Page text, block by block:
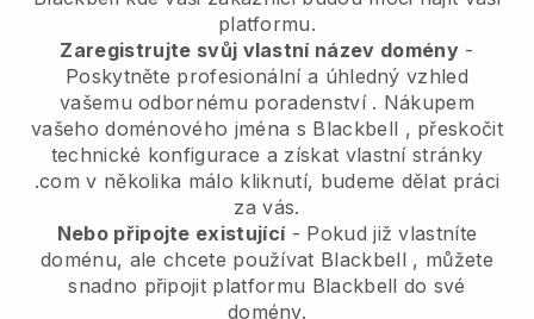
platformu.
Zaregistrujte svůj vlastní název domény-
Poskytněte profesionální a úhledný vzhled
vašemu odbornému poradenství. Nákupem
vašeho doménového jména s Blackbell , přeskočit
technické konfigurace a získat vlastní stránky
.com v několika málo kliknutí, budeme dělat práci
za vás.
Nebo připojte existující- Pokud již vlastníte
doménu, ale chcete používat Blackbell , můžete
snadno připojit platformu Blackbell do své
domény.